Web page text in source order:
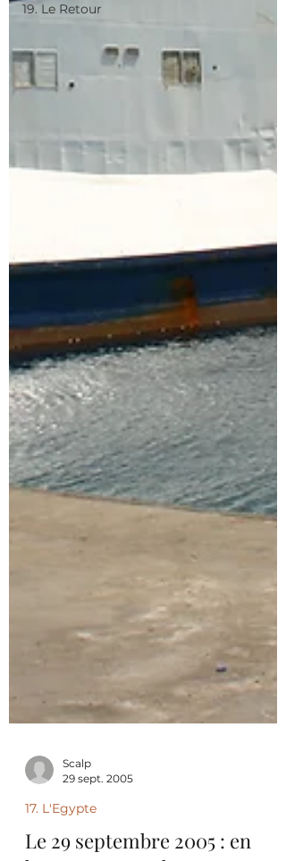
19. Le Retour
Scalp
17. L'Egypte